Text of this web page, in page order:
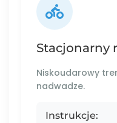
Stacjonarny
Niskoudarowy
nadwadze.
Instrukcje: